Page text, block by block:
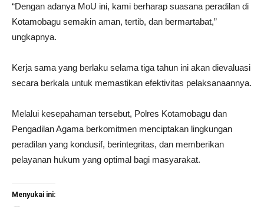
“Dengan adanya MoU ini, kami berharap suasana peradilan di
Kotamobagu semakin aman, tertib, dan bermartabat,”
ungkapnya.
Kerja sama yang berlaku selama tiga tahun ini akan dievaluasi
secara berkala untuk memastikan efektivitas pelaksanaannya.
Melalui kesepahaman tersebut, Polres Kotamobagu dan
Pengadilan Agama berkomitmen menciptakan lingkungan
peradilan yang kondusif, berintegritas, dan memberikan
pelayanan hukum yang optimal bagi masyarakat.
Menyukai ini: